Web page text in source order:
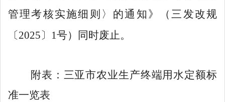
管理考核实施细则〉的通知》（三发改规
〔2025〕 1号）同时废止。
附表：三亚市农业生产终端用水定额标
准一览表